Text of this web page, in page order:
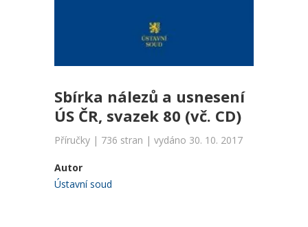
Sbírka nálezů a usnesení
ÚS ČR, svazek 80 (vč. CD)
Příručky | 736 stran | vydáno 30. 10. 2017
Autor
Ústavní soud